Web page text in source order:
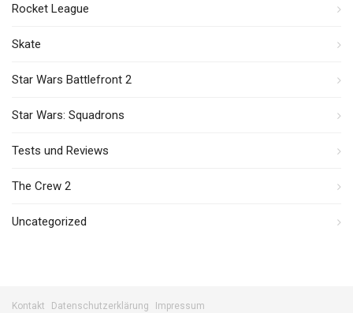
Rocket League
Skate
Star Wars Battlefront 2
Star Wars: Squadrons
Tests und Reviews
The Crew 2
Uncategorized
Kontakt Datenschutzerklärung Impressum